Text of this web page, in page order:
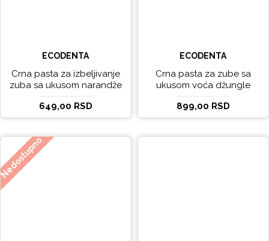
ECODENTA
Crna pasta za izbeljivanje
zuba sa ukusom narandže
Ecodenta 100 ml
649,00 RSD
ECODENTA
Crna pasta za zube sa
ukusom voća džungle
Ecodenta 75 ml
899,00 RSD